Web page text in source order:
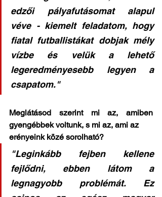
edzői pályafutásomat alapul
véve - kiemelt feladatom, hogy
fiatal futballistákat dobjak mély
vízbe és velük a lehető
legeredményesebb legyen a
csapatom."
Meglátásod szerint mi az, amiben
gyengébbek voltunk, s mi az, ami az
erényeink közé sorolható?
"Leginkább fejben kellene
fejlődni, ebben látom a
legnagyobb problémát. Ez